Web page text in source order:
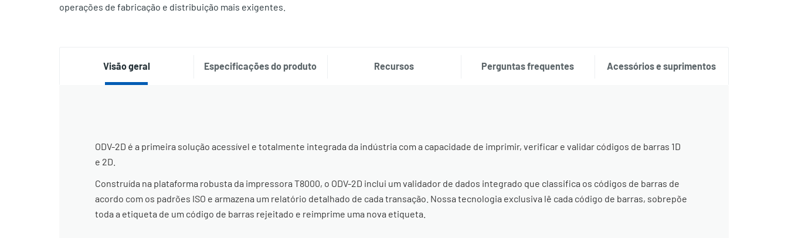
operações de fabricação e distribuição mais exigentes.
Visão geral Especificações do produto Recursos Perguntas frequentes Acessórios e suprimentos
ODV-2D é a primeira solução acessível e totalmente integrada da indústria com a capacidade de imprimir, verificar e validar códigos de barras 1D
e 2D.
Construída na plataforma robusta da impressora T8000, o ODV-2D inclui um validador de dados integrado que classifica os códigos de barras de
acordo com os padrões ISO e armazena um relatório detalhado de cada transação. Nossa tecnologia exclusiva lê cada código de barras, sobrepõe
toda a etiqueta de um código de barras rejeitado e reimprime uma nova etiqueta.